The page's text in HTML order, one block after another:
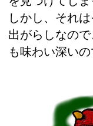
しかし、それ
出がらしなの
も味わい深い